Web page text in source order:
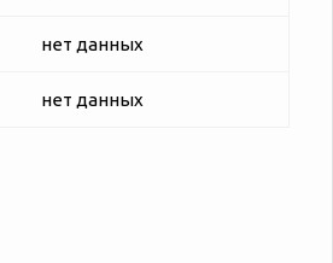
нет данных
нет данных